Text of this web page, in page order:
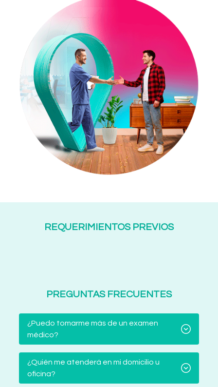
REQUERIMIENTOS PREVIOS
PREGUNTAS FRECUENTES
¿Puedo tomarme más de un examen
médico?
¿Quién me atenderá en mi domicilio u
oficina?